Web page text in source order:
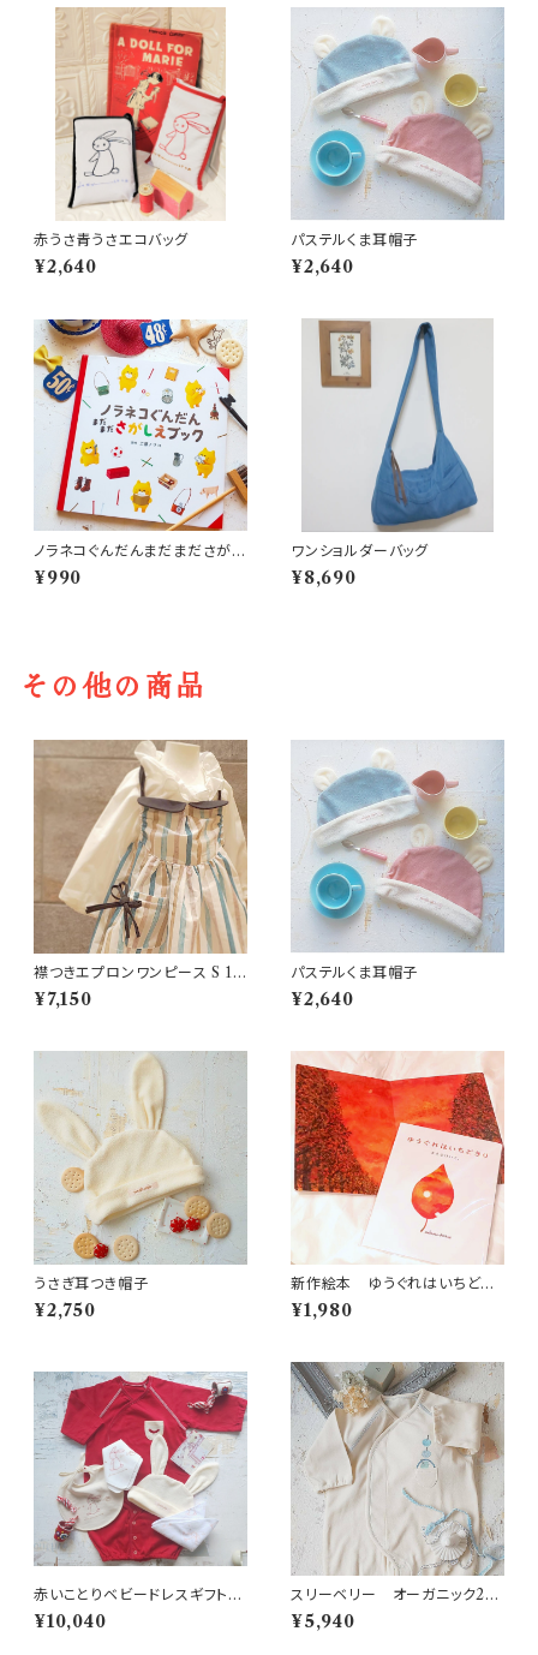
赤うさ青うさエコバッグ
¥2,640
パステルくま耳帽子
¥2,640
ノラネコぐんだんまだまださがし
えブック
¥990
ワンショルダーバッグ
¥8,690
その他の商品
襟つきエプロンワンピース S 1
～5歳
¥7,150
パステルくま耳帽子
¥2,640
うさぎ耳つき帽子
¥2,750
新作絵本 ゆうぐれはいちどき
り
¥1,980
赤いことりベビードレスギフトセ
ット 新生児
¥10,040
スリーベリー オーガニック2W
AYベビードレス
¥5,940